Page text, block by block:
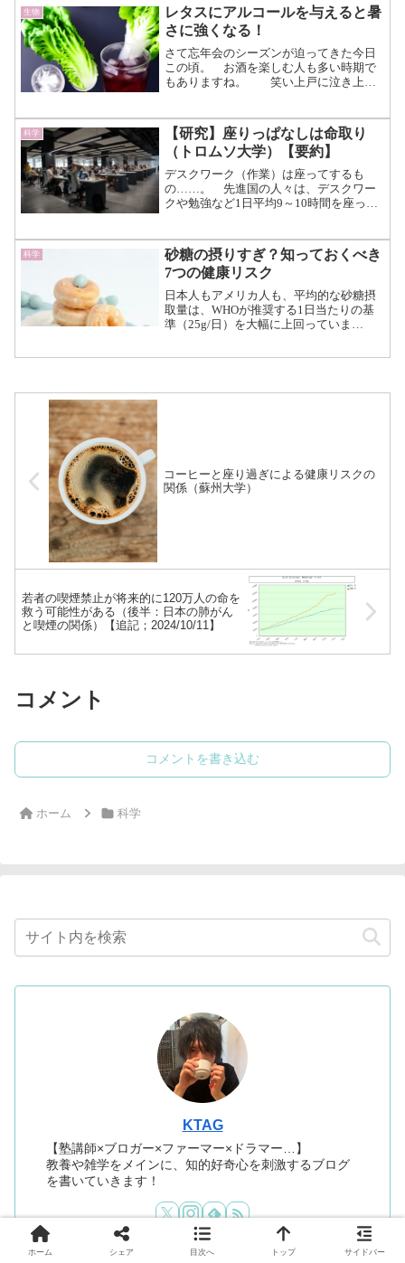
Neuropsychopharmacology誌の研究...（続
きを読む）
生物
レタスにアルコールを与えると暑
さに強くなる！
さて忘年会のシーズンが迫ってきた今日
この頃。 お酒を楽しむ人も多い時期で
もありますね。 笑い上戸に泣き上
ょうか？ 実はアルコールによって変
化が起こるのは人間に限った...（続きを
読む）
科学
【研究】座りっぱなしは命取り
（トロムソ大学）【要約】
デスクワーク（作業）は座ってするも
の……。 先進国の人々は、デスクワー
クや勉強など1日平均9～10時間を座って
学”と呼ばれるだけあって、席に座りなが
ら学ぶ場合がほとん...（続きを読む）
科学
砂糖の摂りすぎ？知っておくべき
7つの健康リスク
日本人もアメリカ人も、平均的な砂糖摂
取量は、WHOが推奨する1日当たりの基
準（25g/日）を大幅に上回っていま
コーヒーと座り過ぎによる健康リスクの
関係（蘇州大学）
若者の喫煙禁止が将来的に120万人の命を
救う可能性がある（後半：日本の肺がん
と喫煙の関係）【追記；2024/10/11】
コメント
コメントを書き込む
ホーム 科学
KTAG
【塾講師×ブロガー×ファーマー×ドラマー…】
教養や雑学をメインに、知的好奇心を刺激するブログ
を書いていきます！
ホーム シェア 目次へ トップ サイドバー